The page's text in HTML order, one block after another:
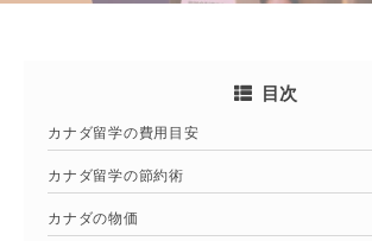
目次
カナダ留学の費用目安
カナダ留学の節約術
カナダの物価